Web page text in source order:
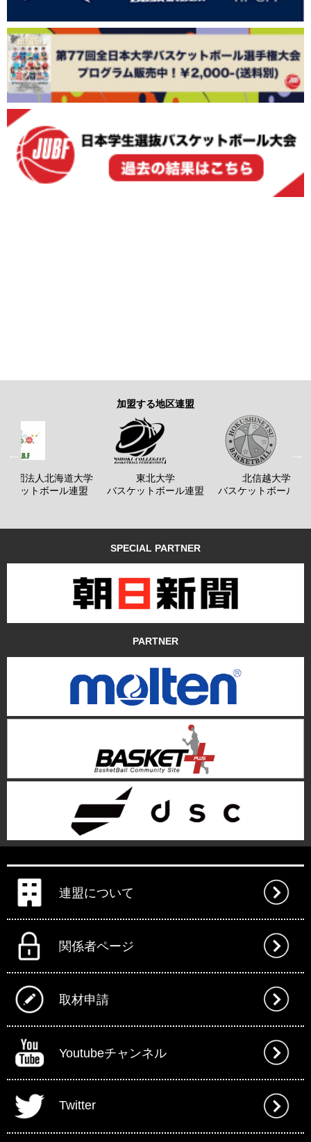
加盟する地区連盟
社団法人北海道大学
ケットボール連盟
東北大学
バスケットボール連盟
北信越大学
バスケットボール連
SPECIAL PARTNER
PARTNER
連盟について
関係者ページ
取材申請
Youtubeチャンネル
Twitter